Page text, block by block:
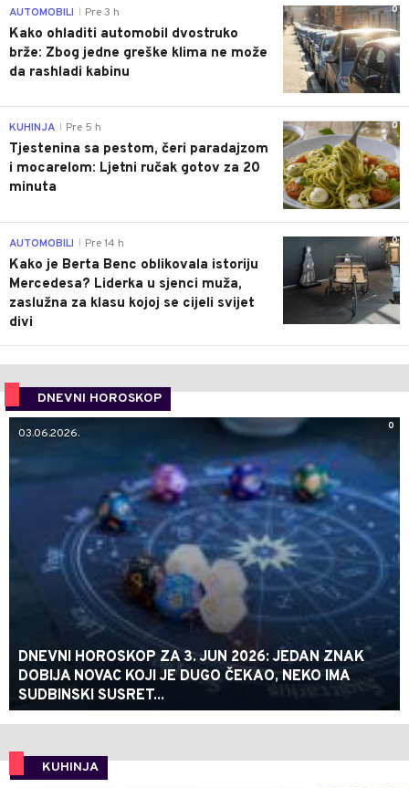
0
AUTOMOBILI Pre 3 h
Kako ohladiti automobil dvostruko
brže: Zbog jedne greške klima ne može
da rashladi kabinu
0
KUHINJA Pre 5 h
Tjestenina sa pestom, čeri paradajzom
i mocarelom: Ljetni ručak gotov za 20
minuta
0
AUTOMOBILI Pre 14 h
Kako je Berta Benc oblikovala istoriju
Mercedesa? Liderka u sjenci muža,
zaslužna za klasu kojoj se cijeli svijet
divi
DNEVNI HOROSKOP
0
03.06.2026.
DNEVNI HOROSKOP ZA 3. JUN 2026: JEDAN ZNAK
DOBIJA NOVAC KOJI JE DUGO ČEKAO, NEKO IMA
SUDBINSKI SUSRET...
KUHINJA